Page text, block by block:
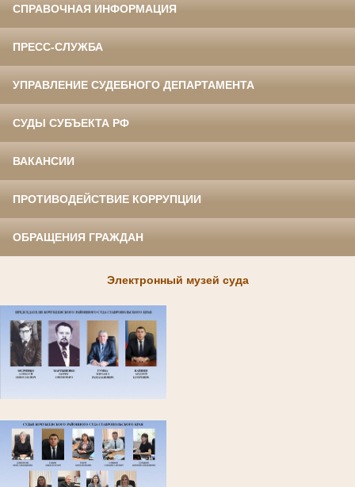
СПРАВОЧНАЯ ИНФОРМАЦИЯ
ПРЕСС-СЛУЖБА
УПРАВЛЕНИЕ СУДЕБНОГО ДЕПАРТАМЕНТА
СУДЫ СУБЪЕКТА РФ
ВАКАНСИИ
ПРОТИВОДЕЙСТВИЕ КОРРУПЦИИ
ОБРАЩЕНИЯ ГРАЖДАН
Электронный музей суда